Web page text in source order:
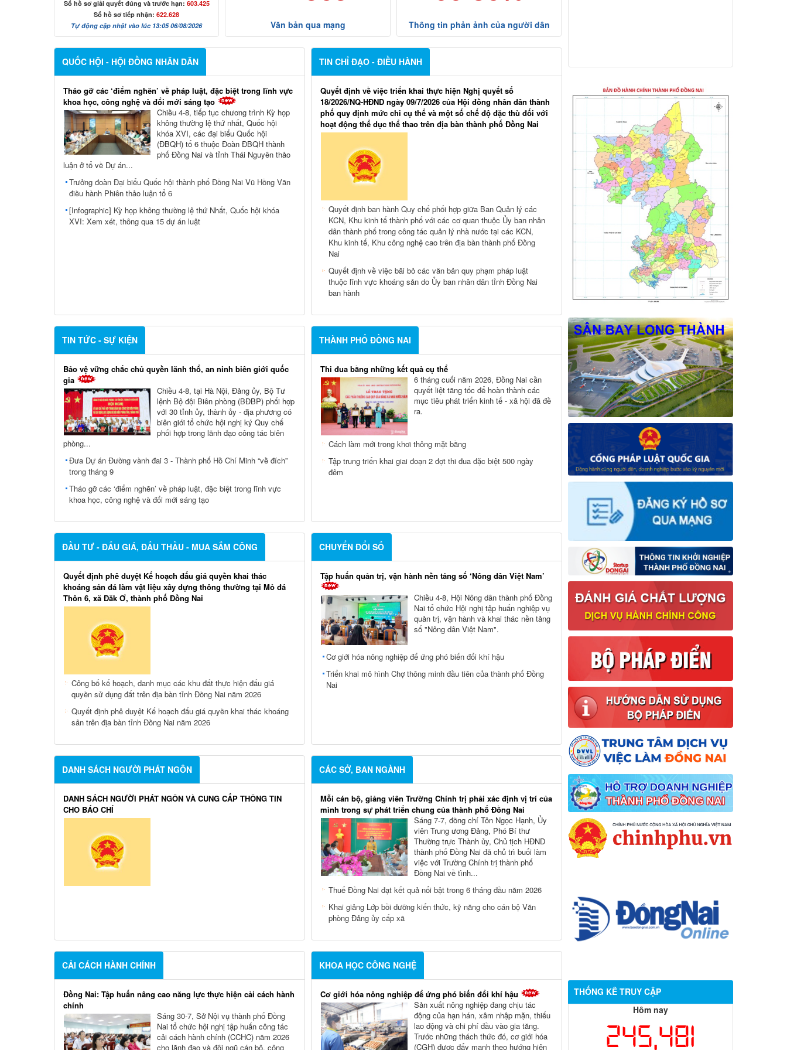
Số hồ sơ giải quyết đúng và trước hạn: 603.425
Số hồ sơ tiếp nhận:622.628
Tự động cập nhật vào lúc 13:05 06/08/2026
Văn bản qua mạng Thông tin phản ảnh của người dân
QUỐC HỘI - HỘI ĐỒNG NHÂN DÂN
Tháo gỡ các ‘điểm nghẽn’ về pháp luật, đặc biệt trong lĩnh vực
khoa học, công nghệ và đổi mới sáng tạo
Chiều 4-8, tiếp tục chương trình Kỳ họp
không thường lệ thứ nhất, Quốc hội
khóa XVI, các đại biểu Quốc hội
(ĐBQH) tổ 6 thuộc Đoàn ĐBQH thành
phố Đồng Nai và tỉnh Thái Nguyên thảo
luận ở tổ về Dự án...
Trưởng đoàn Đại biểu Quốc hội thành phố Đồng Nai Vũ Hồng Văn
điều hành Phiên thảo luận tổ 6
[Infographic] Kỳ họp không thường lệ thứ Nhất, Quốc hội khóa
XVI: Xem xét, thông qua 15 dự án luật
TIN CHỈ ĐẠO - ĐIỀU HÀNH
Quyết định về việc triển khai thực hiện Nghị quyết số
18/2026/NQ-HĐND ngày 09/7/2026 của Hội đồng nhân dân thành
phố quy định mức chi cụ thể và một số chế độ đặc thù đối với
hoạt động thể dục thể thao trên địa bàn thành phố Đồng Nai
Quyết định ban hành Quy chế phối hợp giữa Ban Quản lý các
KCN, Khu kinh tế thành phố với các cơ quan thuộc Ủy ban nhân
dân thành phố trong công tác quản lý nhà nước tại các KCN,
Khu kinh tế, Khu công nghệ cao trên địa bàn thành phố Đồng
Nai
Quyết định về việc bãi bỏ các văn bản quy phạm pháp luật
thuộc lĩnh vực khoáng sản do Ủy ban nhân dân tỉnh Đồng Nai
ban hành
TIN TỨC - SỰ KIỆN
Bảo vệ vững chắc chủ quyền lãnh thổ, an ninh biên giới quốc
gia
Chiều 4-8, tại Hà Nội, Đảng ủy, Bộ Tư
lệnh Bộ đội Biên phòng (BĐBP) phối hợp
với 30 tỉnh ủy, thành ủy - địa phương có
biên giới tổ chức hội nghị ký Quy chế
phối hợp trong lãnh đạo công tác biên
phòng...
Đưa Dự án Đường vành đai 3 - Thành phố Hồ Chí Minh “về đích”
trong tháng 9
Tháo gỡ các ‘điểm nghẽn’ về pháp luật, đặc biệt trong lĩnh vực
khoa học, công nghệ và đổi mới sáng tạo
THÀNH PHỐ ĐỒNG NAI
Thi đua bằng những kết quả cụ thể
6 tháng cuối năm 2026, Đồng Nai cần
quyết liệt tăng tốc để hoàn thành các
mục tiêu phát triển kinh tế - xã hội đã đề
ra.
Cách làm mới trong khơi thông mặt bằng
Tập trung triển khai giai đoạn 2 đợt thi đua đặc biệt 500 ngày
đêm
ĐẦU TƯ - ĐẤU GIÁ, ĐẤU THẦU - MUA SẮM CÔNG
Quyết định phê duyệt Kế hoạch đấu giá quyền khai thác
khoáng sản đá làm vật liệu xây dựng thông thường tại Mỏ đá
Thôn 6, xã Đăk Ơ, thành phố Đồng Nai
Công bố kế hoạch, danh mục các khu đất thực hiện đấu giá
quyền sử dụng đất trên địa bàn tỉnh Đồng Nai năm 2026
Quyết định phê duyệt Kế hoạch đấu giá quyền khai thác khoáng
sản trên địa bàn tỉnh Đồng Nai năm 2026
CHUYỂN ĐỔI SỐ
Tập huấn quản trị, vận hành nền tảng số ‘Nông dân Việt Nam’
Chiều 4-8, Hội Nông dân thành phố Đồng
Nai tổ chức Hội nghị tập huấn nghiệp vụ
quản trị, vận hành và khai thác nền tảng
số "Nông dân Việt Nam".
Cơ giới hóa nông nghiệp để ứng phó biến đổi khí hậu
Triển khai mô hình Chợ thông minh đầu tiên của thành phố Đồng
Nai
DANH SÁCH NGƯỜI PHÁT NGÔN
DANH SÁCH NGƯỜI PHÁT NGÔN VÀ CUNG CẤP THÔNG TIN
CHO BÁO CHÍ
CÁC SỞ, BAN NGÀNH
Mỗi cán bộ, giảng viên Trường Chính trị phải xác định vị trí của
mình trong sự phát triển chung của thành phố Đồng Nai
Sáng 7-7, đồng chí Tôn Ngọc Hạnh, Ủy
viên Trung ương Đảng, Phó Bí thư
Thường trực Thành ủy, Chủ tịch HĐND
thành phố Đồng Nai đã chủ trì buổi làm
việc với Trường Chính trị thành phố
Đồng Nai về tình...
Thuế Đồng Nai đạt kết quả nổi bật trong 6 tháng đầu năm 2026
Khai giảng Lớp bồi dưỡng kiến thức, kỹ năng cho cán bộ Văn
phòng Đảng ủy cấp xã
CẢI CÁCH HÀNH CHÍNH
Đồng Nai: Tập huấn nâng cao năng lực thực hiện cải cách hành
chính
Sáng 30-7, Sở Nội vụ thành phố Đồng
Nai tổ chức hội nghị tập huấn công tác
cải cách hành chính (CCHC) năm 2026
cho lãnh đạo và đội ngũ cán bộ, công
KHOA HỌC CÔNG NGHỆ
Cơ giới hóa nông nghiệp để ứng phó biến đổi khí hậu
Sản xuất nông nghiệp đang chịu tác
động của hạn hán, xâm nhập mặn, thiếu
lao động và chi phí đầu vào gia tăng.
Trước những thách thức đó, cơ giới hóa
(CGH) được đẩy mạnh theo hướng hiện
thành phố Đồng Nai
Hỗ trợ đăng tải thông tin hợp nhất,
thay đổi địa chỉ trụ sở làm việc
Công khai thông tin vi phạm pháp luật
trong lĩnh vực đất đai, tại phường Hố Nai
THỐNG KÊ TRUY CẬP
Hôm nay
245,481